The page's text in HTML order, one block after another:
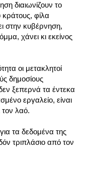
διαιωνίζουν το
φίλα
στην κυβέρνηση,
χάνει κι εκείνος
οι μετακλητοί
δημοσίους
ξεπερνά τα έντεκα
εργαλείο, είναι
λαό.
τα δεδομένα της
τριπλάσιο από τον